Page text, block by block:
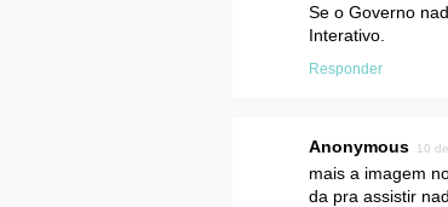
Se o Governo
Interativo.
Responder
Anonymous 10
mais a imagem
da pra assistir